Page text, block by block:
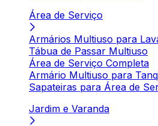
Área de Serviço
Armários Multiuso para
Tábua de Passar Multiuso
Área de Serviço Completa
Armário Multiuso para
Sapateiras para Área de
Jardim e Varanda